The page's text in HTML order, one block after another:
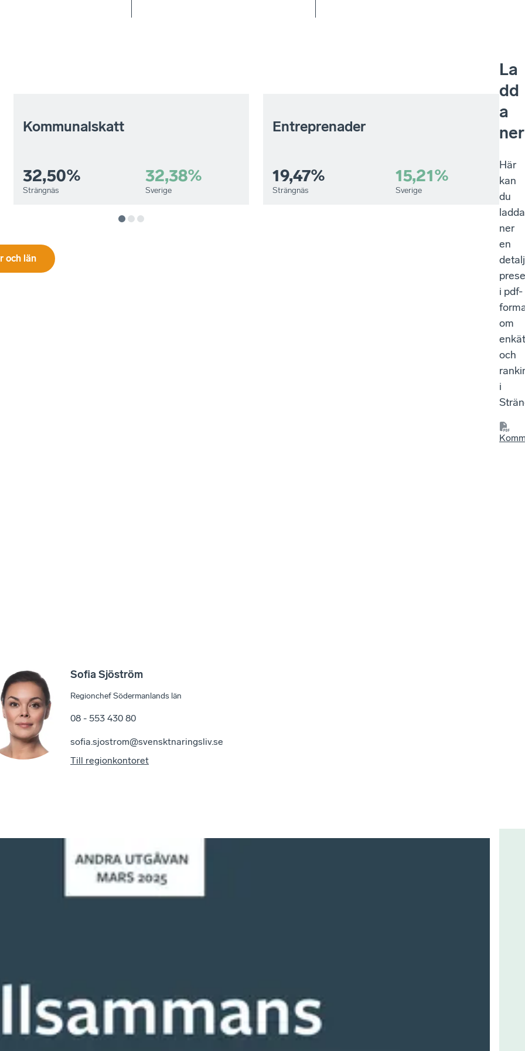
Kommunalskatt
32,50%
Strängnäs
32,38%
Sverige
Entreprenader
19,47%
Strängnäs
15,21%
Sverige
och län
La
dd
a
ner
Här
kan
du
ladda
ner
en
i pdf-
om
och
i
Sofia Sjöström
Regionchef Södermanlands län
08 - 553 430 80
sofia.sjostrom@svensktnaringsliv.se
Till regionkontoret